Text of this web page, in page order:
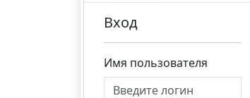
Вход
Имя пользователя